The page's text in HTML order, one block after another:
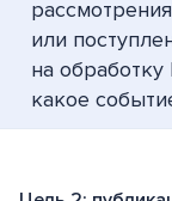
или
на
какое